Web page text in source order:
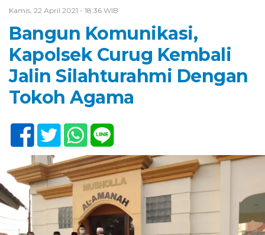
Kamis, 22 April 2021 - 18:36 WIB
Bangun Komunikasi,
Kapolsek Curug Kembali
Jalin Silahturahmi Dengan
Tokoh Agama